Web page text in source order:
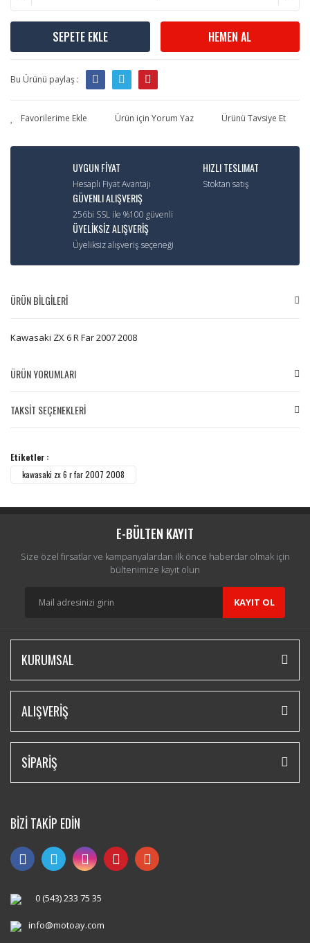
SEPETE EKLE HEMEN AL
Bu Ürünü paylaş :
Ürün için Yorum Yaz Ürünü Tavsiye Et
UYGUN FİYAT
Hesaplı Fiyat Avantajı
HIZLI TESLIMAT
Stoktan satış
GÜVENLI ALIŞVERIŞ
256bi SSL ile %100 güvenli
ÜYELİKSİZ ALIŞVERİŞ
Üyeliksiz alışveriş seçeneği
ÜRÜN BİLGİLERİ
Kawasaki ZX 6 R Far 2007 2008
ÜRÜN YORUMLARI
TAKSİT SEÇENEKLERİ
Etiketler :
kawasaki zx 6 r far 2007 2008
E-BÜLTEN KAYIT
Size özel fırsatlar ve kampanyalardan ilk önce haberdar olmak için
bültenimize kayıt olun
KAYIT OL
KURUMSAL
ALIŞVERİŞ
SİPARİŞ
BİZİ TAKİP EDİN
0 (543) 233 75 35
info@motoay.com